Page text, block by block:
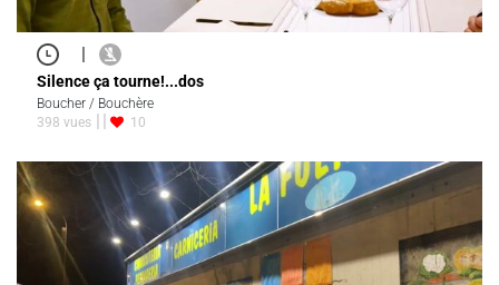
|
Silence ça tourne!...dos
Boucher / Bouchère
398 vues
10